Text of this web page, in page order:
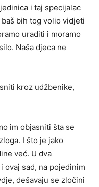
i taj specijalac
bih tog volio vidjeti
uraditi i moramo
Naša djeca ne
kroz udžbenike,
im objasniti šta se
I što je jako
već. U dva
ovaj sad, na pojedinim
dešavaju se zločini